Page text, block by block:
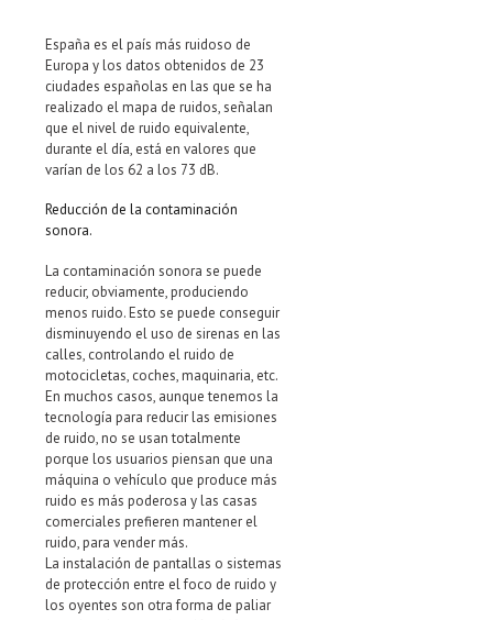
España es el país más ruidoso de
Europa y los datos obtenidos de 23
ciudades españolas en las que se ha
realizado el mapa de ruidos, señalan
que el nivel de ruido equivalente,
durante el día, está en valores que
varían de los 62 a los 73 dB.
Reducción de la contaminación
sonora.
La contaminación sonora se puede
reducir, obviamente, produciendo
menos ruido. Esto se puede conseguir
disminuyendo el uso de sirenas en las
calles, controlando el ruido de
motocicletas, coches, maquinaria, etc.
En muchos casos, aunque tenemos la
tecnología para reducir las emisiones
de ruido, no se usan totalmente
porque los usuarios piensan que una
máquina o vehículo que produce más
ruido es más poderosa y las casas
comerciales prefieren mantener el
ruido, para vender más.
La instalación de pantallas o sistemas
de protección entre el foco de ruido y
los oyentes son otra forma de paliar